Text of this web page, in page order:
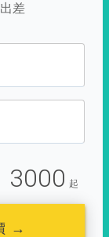
差
3000 起
→